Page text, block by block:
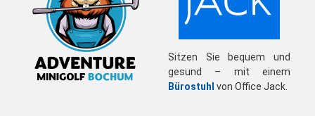
Sitzen Sie bequem und
gesund – mit einem
Bürostuhl von Office Jack.